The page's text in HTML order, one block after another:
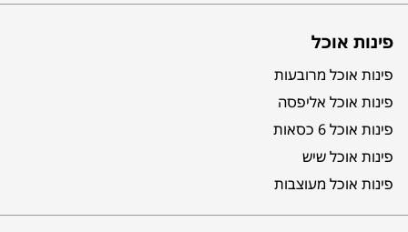
פינות אוכל
פינות אוכל מרובעות
פינות אוכל אליפסה
פינות אוכל 6 כסאות
פינות אוכל שיש
פינות אוכל מעוצבות